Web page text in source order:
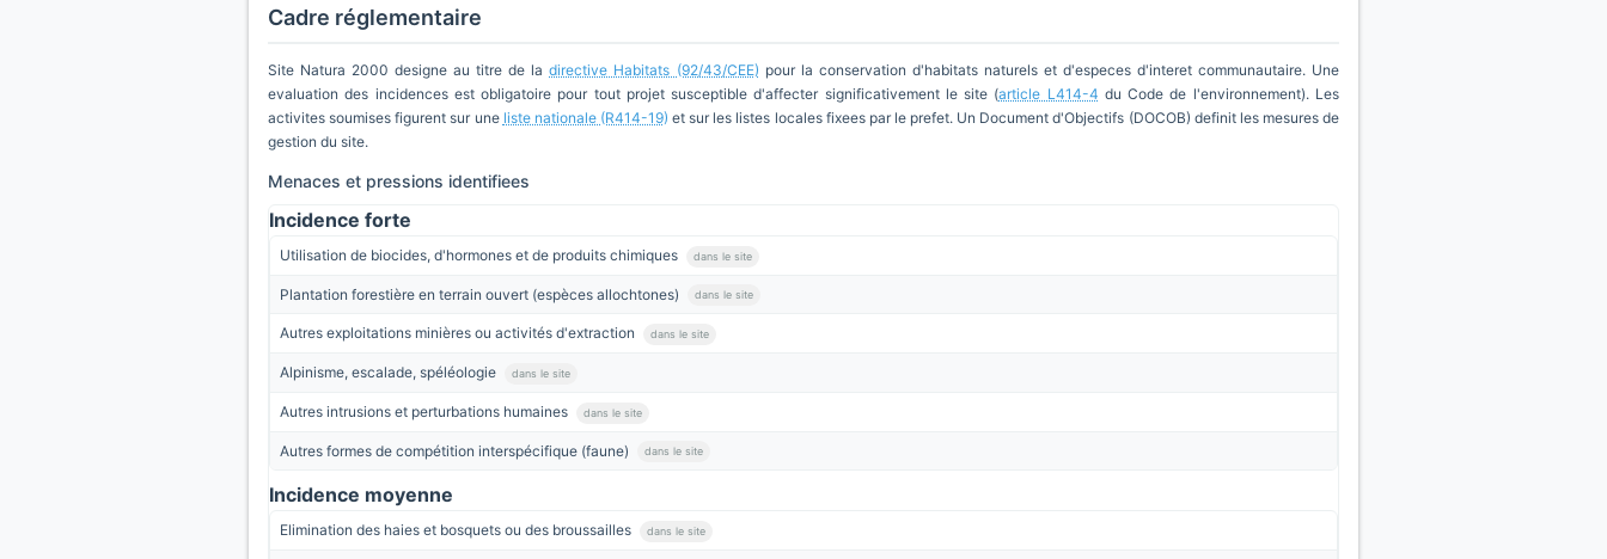
Cadre réglementaire
Site Natura 2000 designe au titre de ladirective Habitats (92/43/CEE) pour la conservation d'habitats naturels et d'especes d'interet communautaire. Une
evaluation des incidences est obligatoire pour tout projet susceptible d'affecter significativement le site (article L414-4 du Code de l'environnement). Les
activites soumises figurent sur une liste nationale (R414-19) et sur les listes locales fixees par le prefet. Un Document d'Objectifs (DOCOB) definit les mesures de
gestion du site.
Menaces et pressions identifiees
Incidence forte
Utilisation de biocides, d'hormones et de produits chimiques dans le site
Plantation forestière en terrain ouvert (espèces allochtones) dans le site
Autres exploitations minières ou activités d'extraction dans le site
Alpinisme, escalade, spéléologie dans le site
Autres intrusions et perturbations humaines dans le site
Autres formes de compétition interspécifique (faune) dans le site
Incidence moyenne
Elimination des haies et bosquets ou des broussailles dans le site